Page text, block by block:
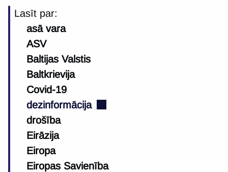
Latvijas demokrātijai kaitīgai
dezinformācijas plūsmai, nonievājot ne vien
valsts iekšējos procesus, bet arī apdraudot
tās suverenitāti un nākotni. […]
Lasīt par:
asā vara
ASV
Baltijas Valstis
Baltkrievija
Covid-19
dezinformācija
drošība
Eirāzija
Eiropa
Eiropas Savienība